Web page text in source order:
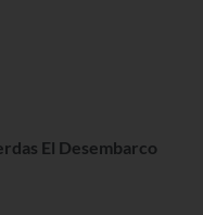
El Desembarco